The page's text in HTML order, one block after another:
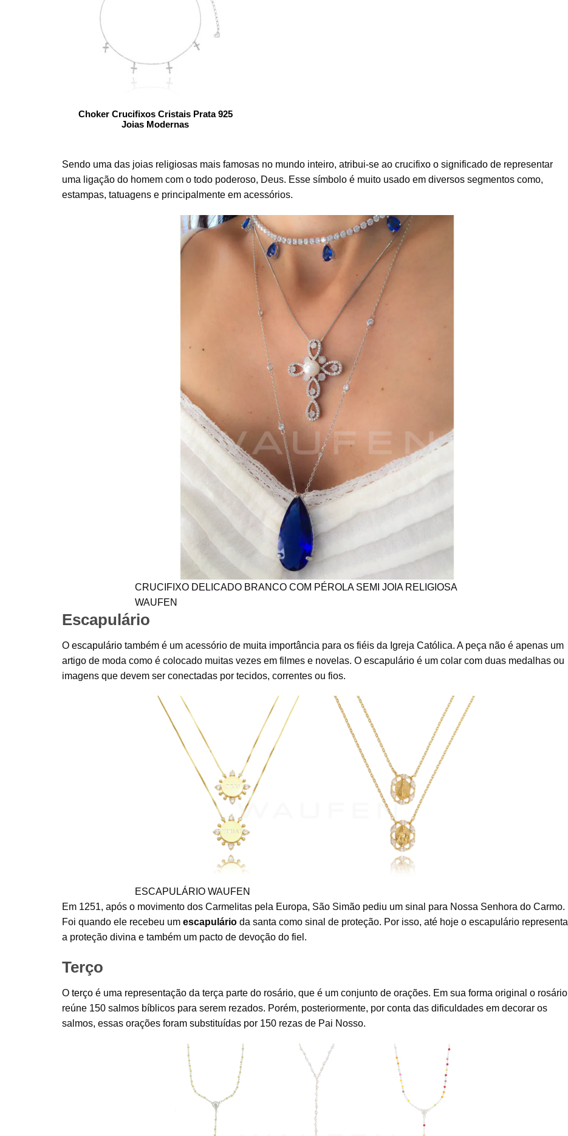
Choker Crucifixos Cristais Prata 925
Joias Modernas
Sendo uma das joias religiosas mais famosas no mundo inteiro, atribui-se ao crucifixo o significado de representar
uma ligação do homem com o todo poderoso, Deus. Esse símbolo é muito usado em diversos segmentos como,
estampas, tatuagens e principalmente em acessórios.
CRUCIFIXO DELICADO BRANCO COM PÉROLA SEMI JOIA RELIGIOSA
WAUFEN
Escapulário
O escapulário também é um acessório de muita importância para os fiéis da Igreja Católica. A peça não é apenas um
artigo de moda como é colocado muitas vezes em filmes e novelas. O escapulário é um colar com duas medalhas ou
imagens que devem ser conectadas por tecidos, correntes ou fios.
ESCAPULÁRIO WAUFEN
Em 1251, após o movimento dos Carmelitas pela Europa, São Simão pediu um sinal para Nossa Senhora do Carmo.
Foi quando ele recebeu um escapulário da santa como sinal de proteção. Por isso, até hoje o escapulário representa
a proteção divina e também um pacto de devoção do fiel.
Terço
O terço é uma representação da terça parte do rosário, que é um conjunto de orações. Em sua forma original o rosário
reúne 150 salmos bíblicos para serem rezados. Porém, posteriormente, por conta das dificuldades em decorar os
salmos, essas orações foram substituídas por 150 rezas de Pai Nosso.